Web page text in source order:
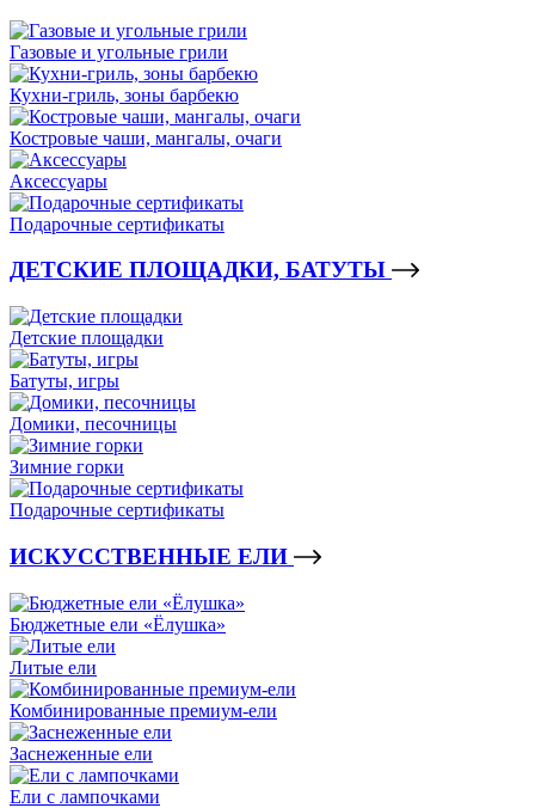
Газовые и угольные грили
Кухни-гриль, зоны барбекю
Костровые чаши, мангалы, очаги
Аксессуары
Подарочные сертификаты
ДЕТСКИЕ ПЛОЩАДКИ, БАТУТЫ
Детские площадки
Батуты, игры
Домики, песочницы
Зимние горки
Подарочные сертификаты
ИСКУССТВЕННЫЕ ЕЛИ
Бюджетные ели «Ёлушка»
Литые ели
Комбинированные премиум-ели
Заснеженные ели
Ели с лампочками